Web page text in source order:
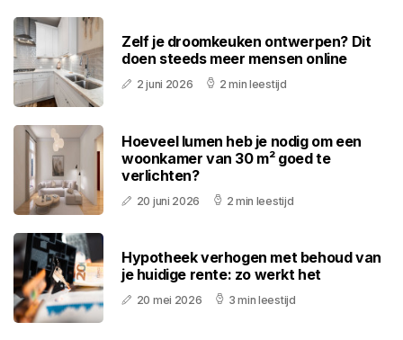
Zelf je droomkeuken ontwerpen? Dit
doen steeds meer mensen online
2 juni 2026 2 min leestijd
Hoeveel lumen heb je nodig om een
woonkamer van 30 m² goed te
verlichten?
20 juni 2026 2 min leestijd
Hypotheek verhogen met behoud van
je huidige rente: zo werkt het
20 mei 2026 3 min leestijd